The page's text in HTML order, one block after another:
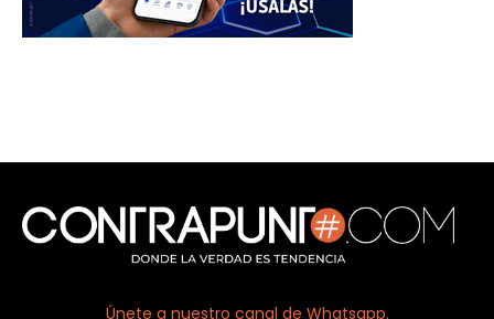
Únete a nuestro canal de Whatsapp.